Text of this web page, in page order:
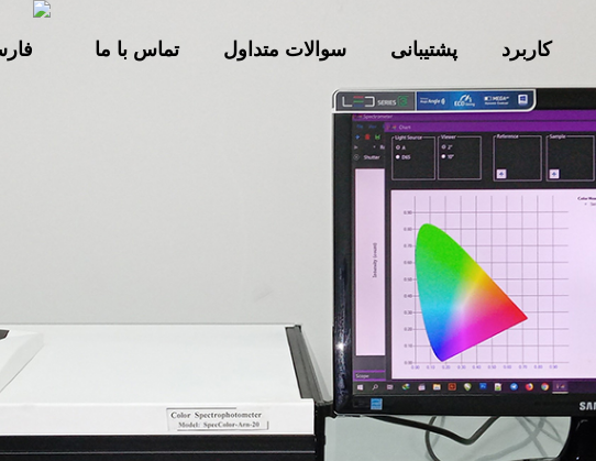
کاربرد پشتیبانی سوالات متداول تماس با ما